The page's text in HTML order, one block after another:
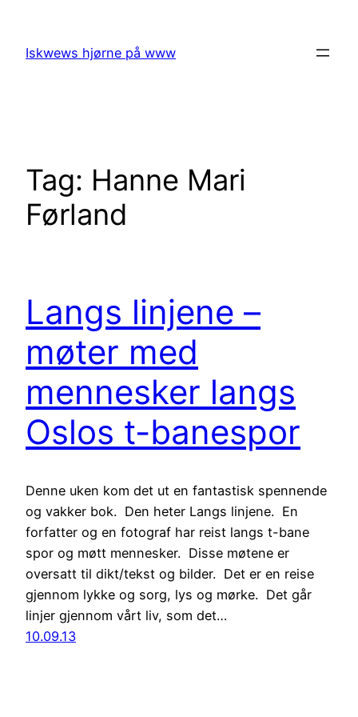
content
Iskwews hjørne på www
Tag: Hanne Mari
Førland
Langs linjene –
møter med
mennesker langs
Oslos t-banespor
Denne uken kom det ut en fantastisk spennende
og vakker bok. Den heter Langs linjene. En
forfatter og en fotograf har reist langs t-bane
spor og møtt mennesker. Disse møtene er
oversatt til dikt/tekst og bilder. Det er en reise
gjennom lykke og sorg, lys og mørke. Det går
linjer gjennom vårt liv, som det…
10.09.13